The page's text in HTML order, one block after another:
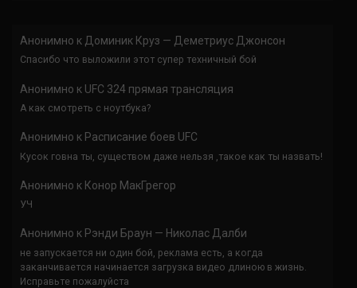
Анонимно к Доминик Круз — Деметриус Джонсон
Спасибо что выложили этот супер техничный бой
Анонимно к UFC 324 прямая трансляция
А как смотреть с ноутбука?
Анонимно к Расписание боев UFC
Кусок говна ты, существом даже нельзя ,такое как ты назвать!
Анонимно к Конор МакГрегор
УЧ
Анонимно к Рэнди Браун — Николас Далби
не запускается ни один бой, реклама есть, а когда
заканчивается начинается загрузка видео длиною в жизнь.
Исправьте пожалуйста